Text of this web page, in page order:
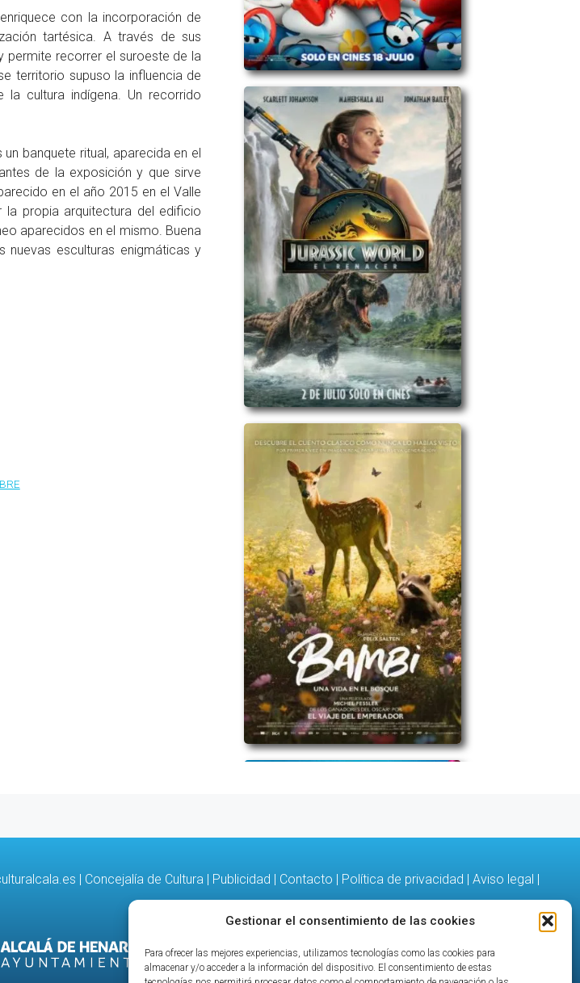
Gestionar el consentimiento de las cookies
Para ofrecer las mejores experiencias, utilizamos tecnologías como las cookies para
almacenar y/o acceder a la información del dispositivo. El consentimiento de estas
con la incorporación de
tartésica. A través de sus
permite recorrer el suroeste de la
territorio supuso la influencia de
cultura indígena. Un recorrido
banquete ritual, aparecida en el
de la exposición y que sirve
en el año 2015 en el Valle
propia arquitectura del edificio
aparecidos en el mismo. Buena
esculturas enigmáticas y
| Concejalía de Cultura | Publicidad | Contacto | Política de privacidad | Aviso legal |